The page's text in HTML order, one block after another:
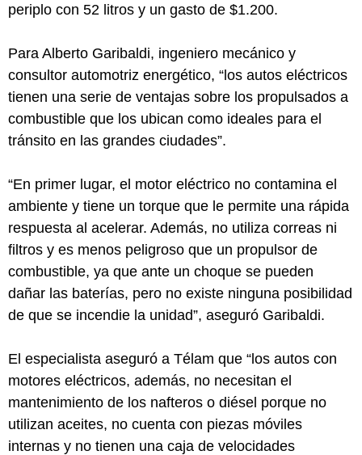
periplo con 52 litros y un gasto de $1.200.
Para Alberto Garibaldi, ingeniero mecánico y
consultor automotriz energético, “los autos eléctricos
tienen una serie de ventajas sobre los propulsados a
combustible que los ubican como ideales para el
tránsito en las grandes ciudades”.
“En primer lugar, el motor eléctrico no contamina el
ambiente y tiene un torque que le permite una rápida
respuesta al acelerar. Además, no utiliza correas ni
filtros y es menos peligroso que un propulsor de
combustible, ya que ante un choque se pueden
dañar las baterías, pero no existe ninguna posibilidad
de que se incendie la unidad”, aseguró Garibaldi.
El especialista aseguró a Télam que “los autos con
motores eléctricos, además, no necesitan el
mantenimiento de los nafteros o diésel porque no
utilizan aceites, no cuenta con piezas móviles
internas y no tienen una caja de velocidades